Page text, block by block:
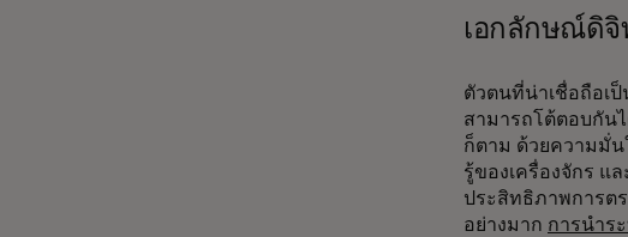
เอกลักษณ์ดิจิ
ตัวตนที่น่าเชื่อถือเ
สามารถโต้ตอบกัน
ก็ตาม ด้วยความมั่น
รู้ของเครื่องจักร แ
ประสิทธิภาพการต
อย่างมาก การนำร